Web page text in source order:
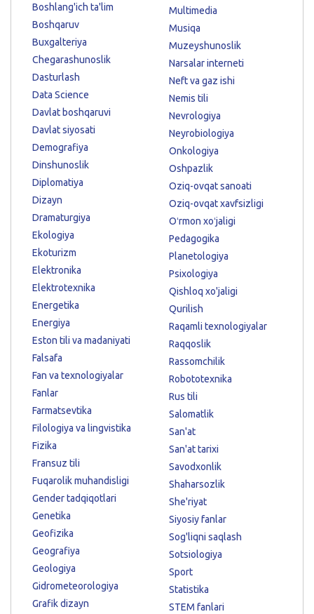
Boshlang'ich ta'lim
Boshqaruv
Buxgalteriya
Chegarashunoslik
Dasturlash
Data Science
Davlat boshqaruvi
Davlat siyosati
Demografiya
Dinshunoslik
Diplomatiya
Dizayn
Dramaturgiya
Ekologiya
Ekoturizm
Elektronika
Elektrotexnika
Energetika
Energiya
Eston tili va madaniyati
Falsafa
Fan va texnologiyalar
Fanlar
Farmatsevtika
Filologiya va lingvistika
Fizika
Fransuz tili
Fuqarolik muhandisligi
Gender tadqiqotlari
Genetika
Geofizika
Geografiya
Geologiya
Gidrometeorologiya
Grafik dizayn
Multimedia
Musiqa
Muzeyshunoslik
Narsalar interneti
Neft va gaz ishi
Nemis tili
Nevrologiya
Neyrobiologiya
Onkologiya
Oshpazlik
Oziq-ovqat sanoati
Oziq-ovqat xavfsizligi
Oʻrmon xoʻjaligi
Pedagogika
Planetologiya
Psixologiya
Qishloq xo'jaligi
Qurilish
Raqamli texnologiyalar
Raqqoslik
Rassomchilik
Robototexnika
Rus tili
Salomatlik
San'at
San'at tarixi
Savodxonlik
Shaharsozlik
She'riyat
Siyosiy fanlar
Sog'liqni saqlash
Sotsiologiya
Sport
Statistika
STEM fanlari